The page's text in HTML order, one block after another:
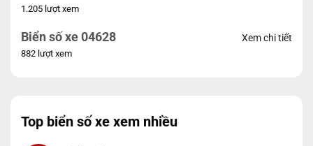
1.205 lượt xem
Biển số xe 04628
882 lượt xem
Xem chi tiết
Top biển số xe xem nhiều